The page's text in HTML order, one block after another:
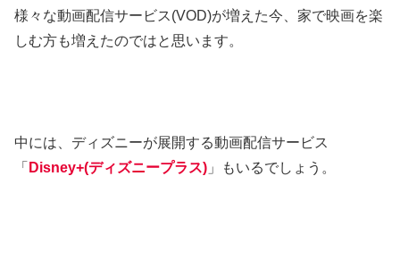
様々な動画配信サービス(VOD)が増えた今、家で映画を楽
しむ方も増えたのではと思います。
中には、ディズニーが展開する動画配信サービス
「 Disney+(ディズニープラス) 」もいるでしょう。